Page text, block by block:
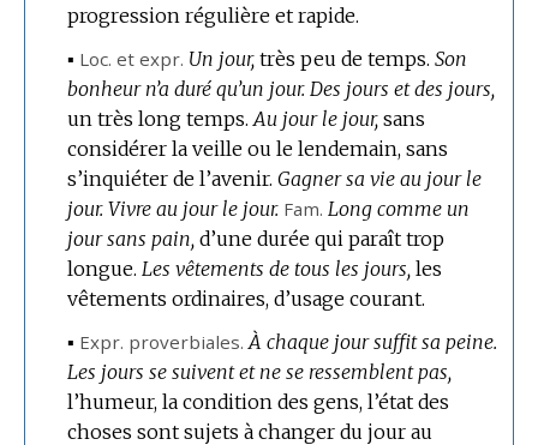
progression régulière et rapide.
▪ Loc. et expr. Un jour, très peu de temps. Son
bonheur n’a duré qu’un jour. Des jours et des jours,
un très long temps. Au jour le jour, sans
considérer la veille ou le lendemain, sans
s’inquiéter de l’avenir. Gagner sa vie au jour le
jour. Vivre au jour le jour. Fam. Long comme un
jour sans pain, d’une durée qui paraît trop
longue. Les vêtements de tous les jours, les
vêtements ordinaires, d’usage courant.
▪ Expr. proverbiales. À chaque jour suffit sa peine.
Les jours se suivent et ne se ressemblent pas,
l’humeur, la condition des gens, l’état des
choses sont sujets à changer du jour au